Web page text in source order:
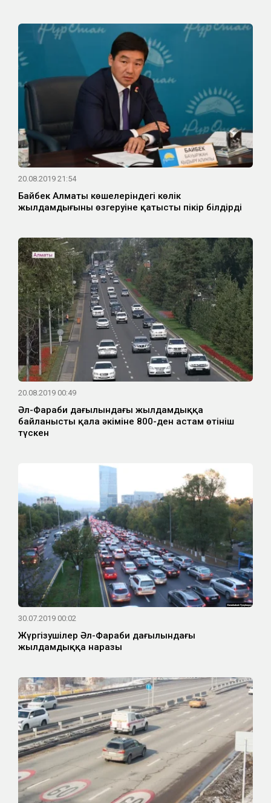
20.08.2019 21:54
Байбек Алматы көшелеріндегі көлік
жылдамдығының өзгеруіне қатысты пікір білдірді
20.08.2019 00:49
Әл-Фараби даңғылындағы жылдамдыққа
байланысты қала әкіміне 800-ден астам өтініш
түскен
30.07.2019 00:02
Жүргізушілер Әл-Фараби даңғылындағы
жылдамдыққа наразы